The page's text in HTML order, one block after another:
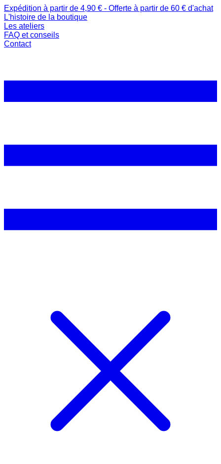
Expédition à partir de 4,90 € - Offerte à partir de 60 € d'achat
L'histoire de la boutique
Les ateliers
FAQ et conseils
Contact